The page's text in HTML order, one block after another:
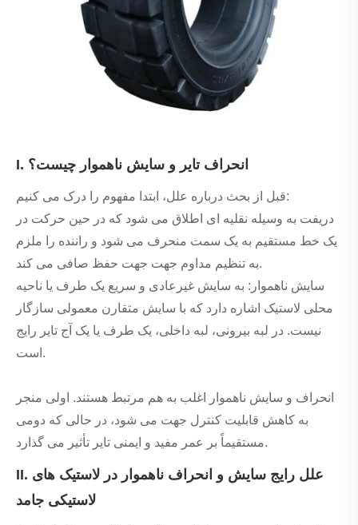
I. انحراف تایر و سایش ناهموار چیست؟
قبل از بحث درباره علل، ابتدا مفهوم را درک می کنیم:
دریفت به وسیله نقلیه ای اطلاق می شود که در حین حرکت در
یک خط مستقیم به یک سمت منحرف می شود و راننده را ملزم
به تنظیم مداوم جهت جهت حفظ صافی می کند.
سایش ناهموار: به سایش غیرعادی و سریع یک طرف یا ناحیه
محلی لاستیک اشاره دارد که با سایش متقارن معمولی سازگار
نیست. در لبه بیرونی، لبه داخلی، یک طرف یا یک آج تایر رایج
است.
انحراف و سایش ناهموار اغلب به هم مرتبط هستند. اولی منجر
به کاهش قابلیت کنترل جهت می شود، در حالی که دومی
مستقیماً بر عمر مفید و ایمنی تایر تأثیر می گذارد.
II. علل رایج سایش و انحراف ناهموار در لاستیک های
لاستیکی جامد